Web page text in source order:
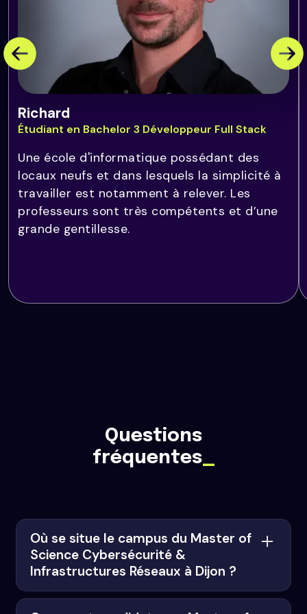
Richard
Étudiant en Bachelor 3 Développeur Full Stack
Une école d'informatique possédant des
locaux neufs et dans lesquels la simplicité à
travailler est notamment à relever. Les
professeurs sont très compétents et d’une
grande gentillesse.
Questions
fréquentes_
Où se situe le campus du Master of
Science Cybersécurité &
Infrastructures Réseaux à Dijon ?
Le campus du Master of Science Cybersécurité &